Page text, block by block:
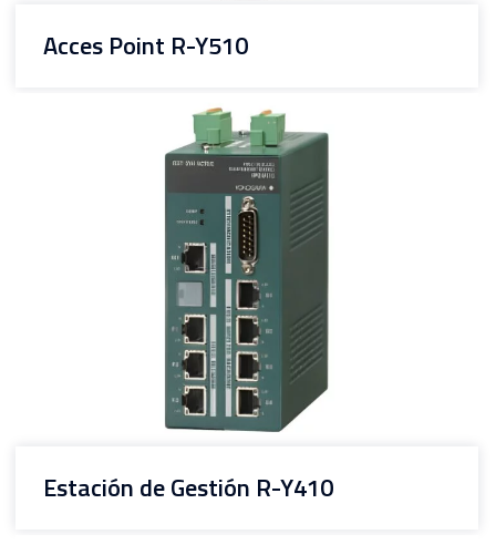
Acces Point R-Y510
Estación de Gestión R-Y410